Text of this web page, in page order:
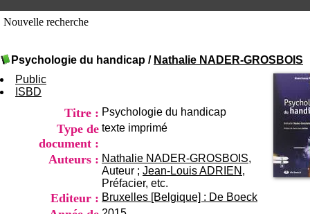
Centre Hospitalier le Vinatier
bât 211
Lundi au Vendredi
9h00-12h00 13h30-16h00
Tél:+33(0)4 37 91 54 65
Fax:+33(0)4 37 91 54 37
Nouvelle recherche
Psychologie du handicap / Nathalie NADER-GROSBOIS
Public
ISBD
Titre : Psychologie du handicap
Type de
document :
texte imprimé
Auteurs : Nathalie NADER-GROSBOIS,
Auteur ; Jean-Louis ADRIEN ,
Préfacier, etc.
Editeur : Bruxelles [Belgique] : De Boeck
f
a
t
o
n
e
t
d